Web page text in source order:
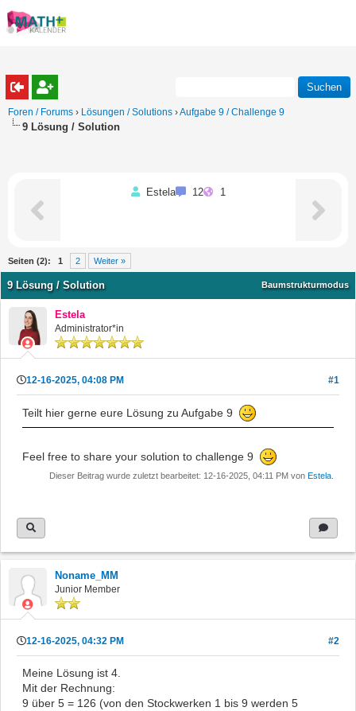
Foren / Forums › Lösungen / Solutions ›Aufgabe 9 / Challenge 9
9 Lösung / Solution
Estela 12 1
Seiten (2): 1 2 Weiter »
Baumstrukturmodus
9 Lösung / Solution
Estela
Administrator*in
12-16-2025, 04:08 PM #1
Teilt hier gerne eure Lösung zu Aufgabe 9
Feel free to share your solution to challenge 9
Dieser Beitrag wurde zuletzt bearbeitet: 12-16-2025, 04:11 PM von Estela
Noname_MM
Junior Member
12-16-2025, 04:32 PM #2
Meine Lösung ist 4.
Mit der Rechnung:
9 über 5 = 126 (von den Stockwerken 1 bis 9 werden 5